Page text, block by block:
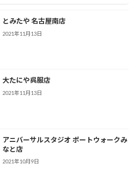
とみたや 名古屋南店
2021年11月13日
大たにや呉服店
2021年11月13日
アニバーサルスタジオ ポートウォークみ
なと店
2021年10月9日